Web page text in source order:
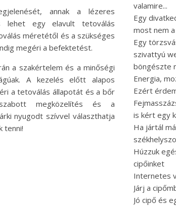
annak a lézeres
lehet egy elavult tetoválás
méretétől és a szükséges
megéri a befektetést.
a szakértelem és a minőségi
A kezelés előtt alapos
a tetoválás állapotát és a bőr
megközelítés és a
nyugodt szívvel választhatja
tenni!
valamire...
Egy
most nem
Egy
szivattyú
böngészte
Energia,
Ezért
is kért egy
Ha jártál
Húzzuk
cipőinket
Internetes
Járj a
Jó cipő és